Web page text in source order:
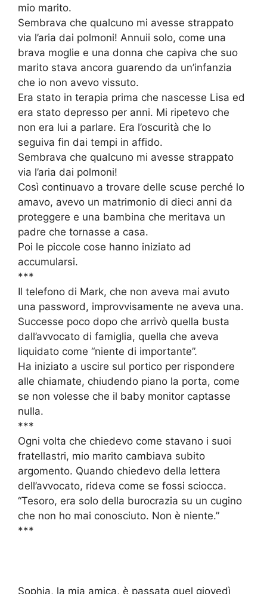
mio marito.
Sembrava che qualcuno mi avesse strappato
via l’aria dai polmoni! Annuii solo, come una
brava moglie e una donna che capiva che suo
marito stava ancora guarendo da un’infanzia
che io non avevo vissuto.
Era stato in terapia prima che nascesse Lisa ed
era stato depresso per anni. Mi ripetevo che
non era lui a parlare. Era l’oscurità che lo
seguiva fin dai tempi in affido.
Sembrava che qualcuno mi avesse strappato
via l’aria dai polmoni!
Così continuavo a trovare delle scuse perché lo
amavo, avevo un matrimonio di dieci anni da
proteggere e una bambina che meritava un
padre che tornasse a casa.
Poi le piccole cose hanno iniziato ad
accumularsi.
***
Il telefono di Mark, che non aveva mai avuto
una password, improvvisamente ne aveva una.
Successe poco dopo che arrivò quella busta
dall’avvocato di famiglia, quella che aveva
liquidato come “niente di importante”.
Ha iniziato a uscire sul portico per rispondere
alle chiamate, chiudendo piano la porta, come
se non volesse che il baby monitor captasse
nulla.
***
Ogni volta che chiedevo come stavano i suoi
fratellastri, mio marito cambiava subito
argomento. Quando chiedevo della lettera
dell’avvocato, rideva come se fossi sciocca.
“Tesoro, era solo della burocrazia su un cugino
che non ho mai conosciuto. Non è niente.”
***
Sophia, la mia amica, è passata quel giovedì